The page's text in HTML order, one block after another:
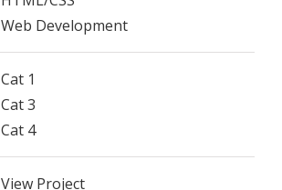
Web Development
Cat 1
Cat 3
Cat 4
View Project